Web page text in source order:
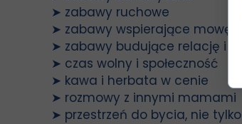
➤ zabawy ruchowe
➤ zabawy wspierające mowę
➤ zabawy budujące relację i
➤ czas wolny i społeczność
➤ kawa i herbata w cenie
➤ rozmowy z innymi mamami
➤ przestrzeń do bycia, nie tylko